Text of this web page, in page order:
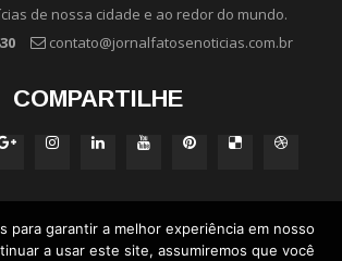
de nossa cidade e ao redor do mundo.
contato@jornalfatosenoticias.com.br
COMPARTILHE
para garantir a melhor experiência em nosso
a usar este site, assumiremos que você